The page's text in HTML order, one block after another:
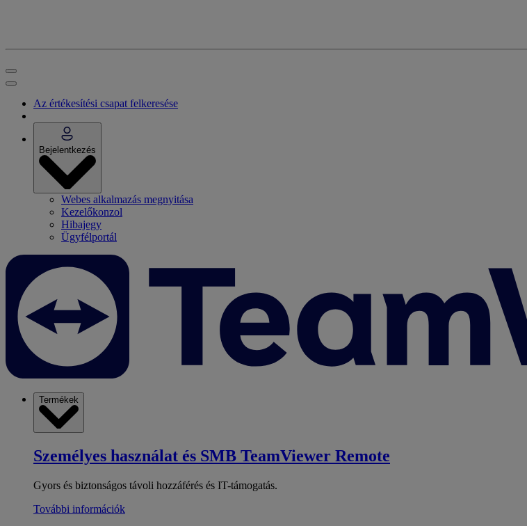
Az értékesítési csapat felkeresése
Bejelentkezés
Webes alkalmazás megnyitása
Kezelőkonzol
Hibajegy
Ügyfélportál
Termékek
Személyes használat és SMB TeamViewer Remote
Gyors és biztonságos távoli hozzáférés és IT-támogatás.
További információk